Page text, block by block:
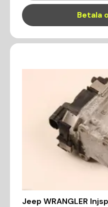
Betala
Jeep WRANGLER